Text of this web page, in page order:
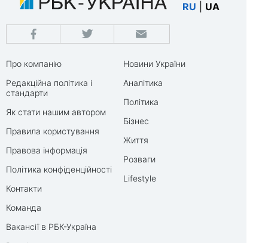
RU UA
Про компанію
Редакційна політика і
стандарти
Як стати нашим автором
Правила користування
Правова інформація
Політика конфіденційності
Контакти
Команда
Вакансії в РБК-Україна
Новини України
Аналітика
Політика
Бізнес
Життя
Розваги
Lifestyle